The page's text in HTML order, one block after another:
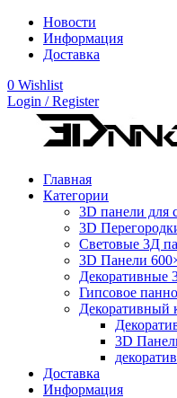
Новости
Информация
Доставка
0 Wishlist
Login / Register
Главная
Категории
3D панели для
3D
Световые 3Д
3D Панели
Декоративные
Гипсовое панно
Декоративный
3D
Доставка
Информация